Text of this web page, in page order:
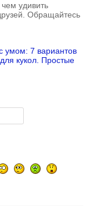
удивить
Обращайтесь
умом: 7 вариантов
кукол. Простые